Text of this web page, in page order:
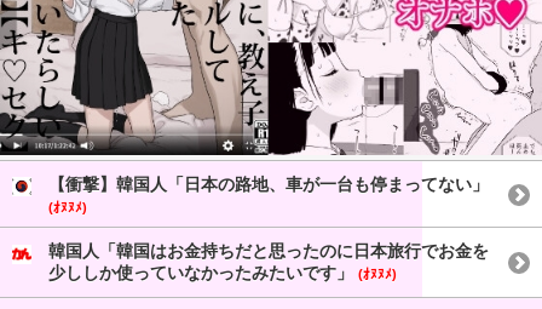
【衝撃】韓国人「日本の路地、車が一台も停まってない」
(ｵﾇﾇﾒ)
韓国人「韓国はお金持ちだと思ったのに日本旅行でお金を
少ししか使っていなかったみたいです」
(ｵﾇﾇﾒ)